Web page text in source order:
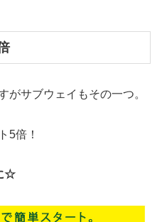
がサブウェイもその一つ。
5倍！
☆